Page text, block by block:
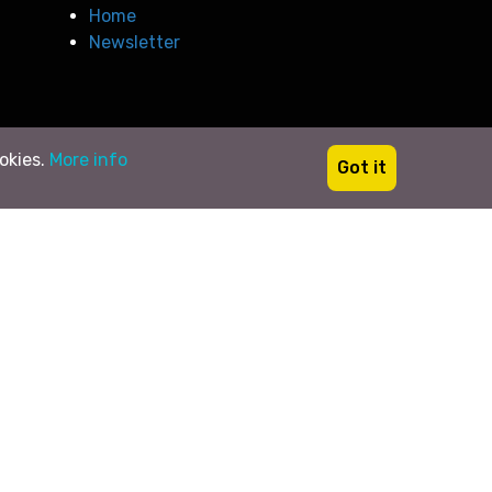
Home
Newsletter
More info Got it